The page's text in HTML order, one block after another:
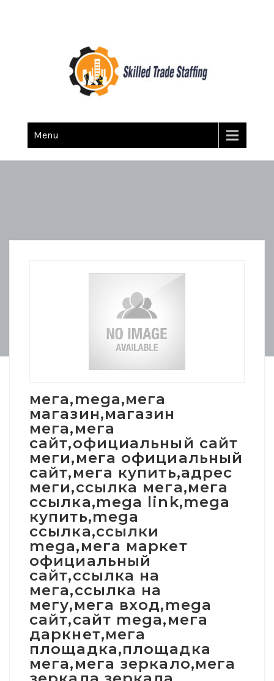
Skilled Trade Staffing
Menu
мега,mega,мега
магазин,магазин
мега,мега
сайт,официальный сайт
меги,мега официальный
сайт,мега купить,адрес
меги,ссылка мега,мега
ссылка,mega link,mega
купить,mega
ссылка,ссылки
mega,мега маркет
официальный
сайт,ссылка на
мега,ссылка на
мегу,мега вход,mega
сайт,сайт mega,мега
даркнет,мега
площадка,площадка
мега,мега зеркало,мега